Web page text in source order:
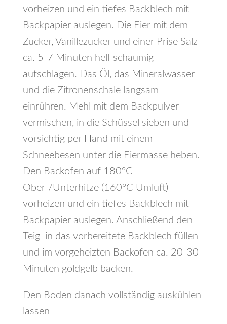
vorheizen und ein tiefes Backblech mit
Backpapier auslegen. Die Eier mit dem
Zucker, Vanillezucker und einer Prise Salz
ca. 5-7 Minuten hell-schaumig
aufschlagen. Das Öl, das Mineralwasser
und die Zitronenschale langsam
einrühren. Mehl mit dem Backpulver
vermischen, in die Schüssel sieben und
vorsichtig per Hand mit einem
Schneebesen unter die Eiermasse heben.
Den Backofen auf 180°C
Ober-/Unterhitze (160°C Umluft)
vorheizen und ein tiefes Backblech mit
Backpapier auslegen. Anschließend den
Teig in das vorbereitete Backblech füllen
und im vorgeheizten Backofen ca. 20-30
Minuten goldgelb backen.
Den Boden danach vollständig auskühlen
lassen